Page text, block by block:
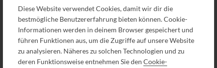
Diese Website verwendet Cookies, damit wir dir die
bestmögliche Benutzererfahrung bieten können. Cookie-
Informationen werden in deinem Browser gespeichert und
führen Funktionen aus, um die Zugriffe auf unsere Website
zu analysieren. Näheres zu solchen Technologien und zu
deren Funktionsweise entnehmen Sie den Cookie-